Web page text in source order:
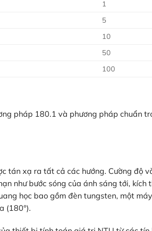
1
5
10
50
100
pháp 180.1 và phương pháp chuẩn
tán xạ ra tất cả các hướng. Cường độ
như bước sóng của ánh sáng tới, kích
học bao gồm đèn tungsten, một
(180°).